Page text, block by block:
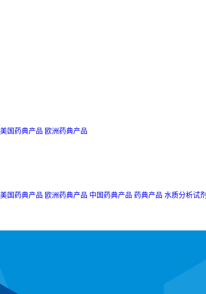
美国药典产品 欧洲药典产品
美国药典产品 欧洲药典产品 中国药典产品 药典产品 水质分析试剂